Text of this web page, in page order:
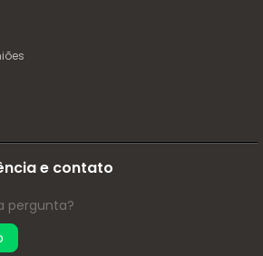
e contato
pergunta?